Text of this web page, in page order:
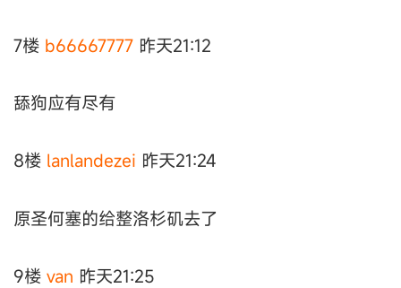
7楼 b66667777 昨天21:12
舔狗应有尽有
8楼 lanlandezei 昨天21:24
原圣何塞的给整洛杉矶去了
9楼 van 昨天21:25